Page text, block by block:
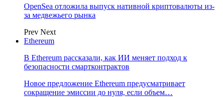
OpenSea отложила выпуск нативной криптовалюты из-
за медвежьего рынка
Prev Next
Ethereum
В Ethereum рассказали, как ИИ меняет подход к
безопасности смартконтрактов
Новое предложение Ethereum предусматривает
сокращение эмиссии до нуля, если объем…